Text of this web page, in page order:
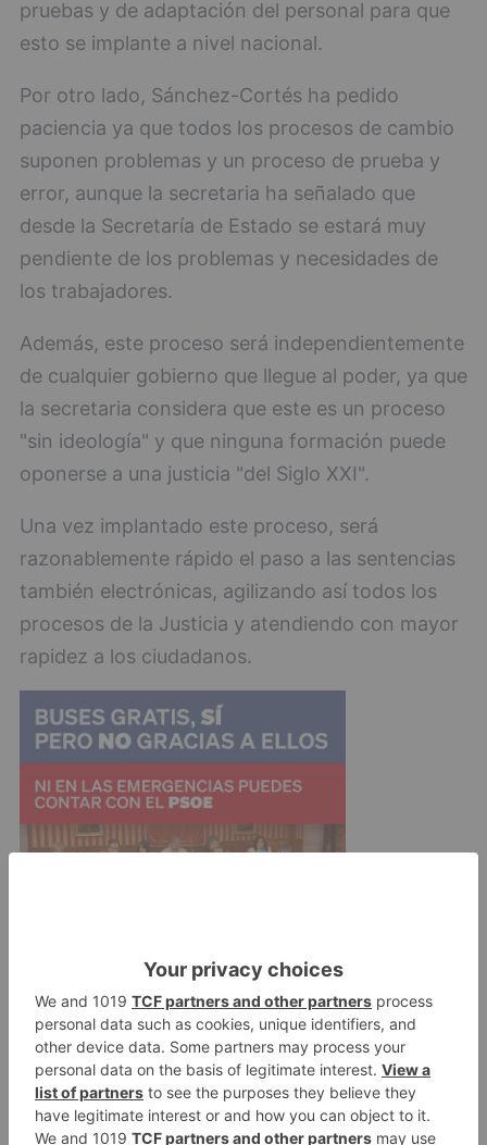
pruebas y de adaptación del personal para que
esto se implante a nivel nacional.
Por otro lado, Sánchez-Cortés ha pedido
paciencia ya que todos los procesos de cambio
suponen problemas y un proceso de prueba y
error, aunque la secretaria ha señalado que
desde la Secretaría de Estado se estará muy
pendiente de los problemas y necesidades de
los trabajadores.
Además, este proceso será independientemente
de cualquier gobierno que llegue al poder, ya que
la secretaria considera que este es un proceso
"sin ideología" y que ninguna formación puede
oponerse a una justicia "del Siglo XXI".
Una vez implantado este proceso, será
razonablemente rápido el paso a las sentencias
también electrónicas, agilizando así todos los
procesos de la Justicia y atendiendo con mayor
rapidez a los ciudadanos.
Además, los ensayos de Burgos servirán para,
poco a poco, ir expandiendo la red digital a todo
el territorio. En las experiencias realizadas hasta
ahora en las comunicaciones electrónicas que
se han realizado desde el 1 de enero, se ha